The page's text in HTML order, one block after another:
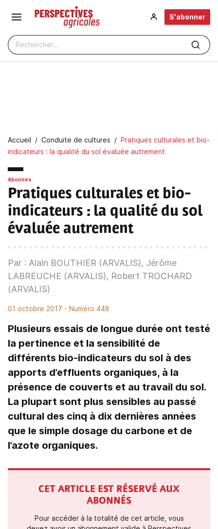
Aller au contenu principal
Rechercher...
S'abonner
Fil d'Ariane
Accueil Conduite de cultures
Pratiques culturales et bio-
indicateurs : la qualité du sol évaluée autrement
Abonnés
Pratiques culturales et bio-
indicateurs : la qualité du sol
évaluée autrement
Par : Alain BOUTHIER (ARVALIS), Jérôme
LABREUCHE (ARVALIS), Robert TROCHARD
(ARVALIS)
01 octobre 2017 - Numéro 448
Plusieurs essais de longue durée ont testé
la pertinence et la sensibilité de
différents bio-indicateurs du sol à des
apports d’effluents organiques, à la
présence de couverts et au travail du sol.
La plupart sont plus sensibles au passé
cultural des cinq à dix dernières années
que le simple dosage du carbone et de
l’azote organiques.
CET ARTICLE EST RÉSERVÉ AUX
ABONNÉS
Pour accéder à la totalité de cet article, vous